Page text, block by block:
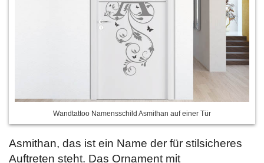
Wandtattoo Namensschild Asmithan auf einer Tür
Asmithan, das ist ein Name der für stilsicheres
Auftreten steht. Das Ornament mit